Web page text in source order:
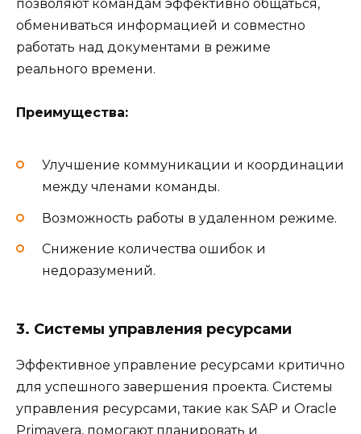
позволяют командам эффективно общаться,
обмениваться информацией и совместно
работать над документами в режиме
реального времени.
Преимущества:
Улучшение коммуникации и координации
между членами команды.
Возможность работы в удаленном режиме.
Снижение количества ошибок и
недоразумений.
3. Системы управления ресурсами
Эффективное управление ресурсами критично
для успешного завершения проекта. Системы
управления ресурсами, такие как SAP и Oracle
Primavera, помогают планировать и